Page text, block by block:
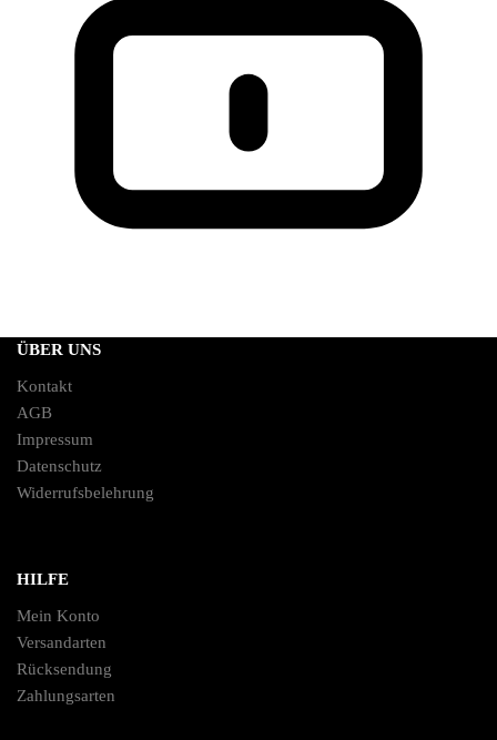
ÜBER UNS
Kontakt
AGB
Impressum
Datenschutz
Widerrufsbelehrung
HILFE
Mein Konto
Versandarten
Rücksendung
Zahlungsarten